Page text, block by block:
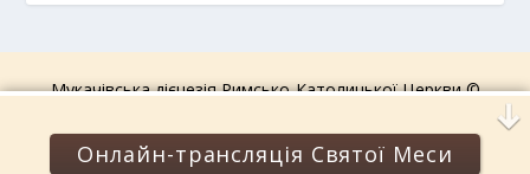
Мукачівська дієцезія Римсько-Католицької Церкви ©
Усі права захищені!
Онлайн-трансляція Святої Меси